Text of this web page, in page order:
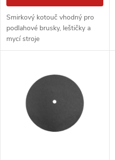
u
k
d
u
k
Smirkový kotouč vhodný pro
podlahové brusky, leštičky a
mycí stroje